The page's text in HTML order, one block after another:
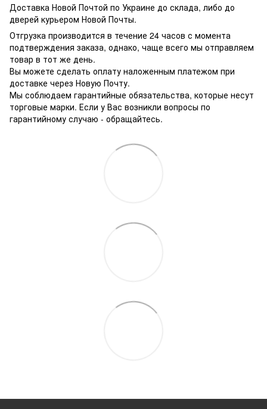
Доставка Новой Почтой по Украине до склада, либо до
дверей курьером Новой Почты.
Отгрузка производится в течение 24 часов с момента
подтверждения заказа, однако, чаще всего мы отправляем
товар в тот же день.
Вы можете сделать оплату наложенным платежом при
доставке через Новую Почту.
Мы соблюдаем гарантийные обязательства, которые несут
торговые марки. Если у Вас возникли вопросы по
гарантийному случаю - обращайтесь.